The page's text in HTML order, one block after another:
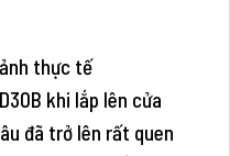
khi lắp lên cửa
đã trở lên rất quen